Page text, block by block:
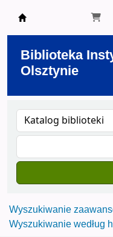
Biblioteka
Olsztynie
Wyszukiwanie
Wyszukiwanie według